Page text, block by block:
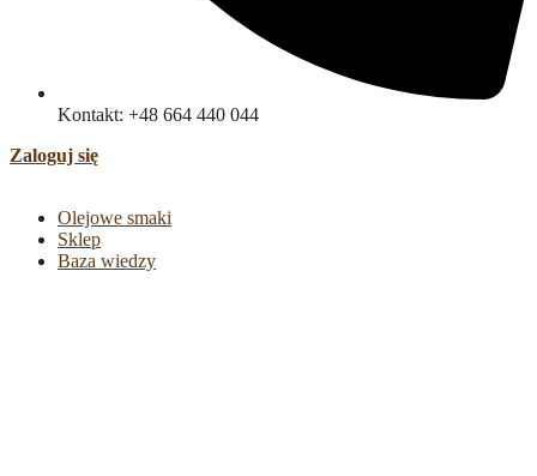
Kontakt: +48 664 440 044
Zaloguj się
Olejowe smaki
Sklep
Baza wiedzy